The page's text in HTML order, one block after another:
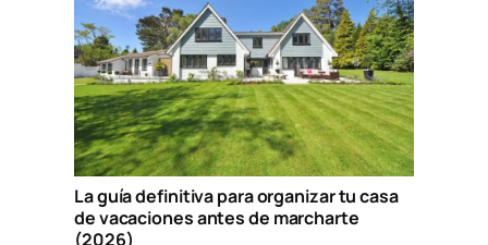
La guía definitiva para organizar tu casa
de vacaciones antes de marcharte
(2026)